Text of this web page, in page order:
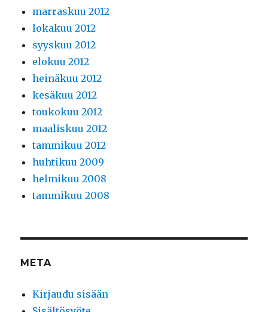
marraskuu 2012
lokakuu 2012
syyskuu 2012
elokuu 2012
heinäkuu 2012
kesäkuu 2012
toukokuu 2012
maaliskuu 2012
tammikuu 2012
huhtikuu 2009
helmikuu 2008
tammikuu 2008
META
Kirjaudu sisään